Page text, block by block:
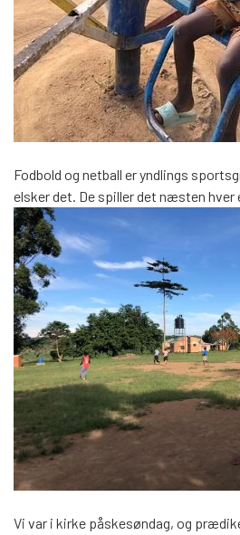
Fodbold og netball er yndlings
elsker det. De spiller det næsten hver
Vi var i kirke påskesøndag, og